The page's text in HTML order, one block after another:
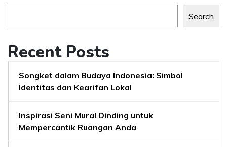
Search
Recent Posts
Songket dalam Budaya Indonesia: Simbol
Identitas dan Kearifan Lokal
Inspirasi Seni Mural Dinding untuk
Mempercantik Ruangan Anda